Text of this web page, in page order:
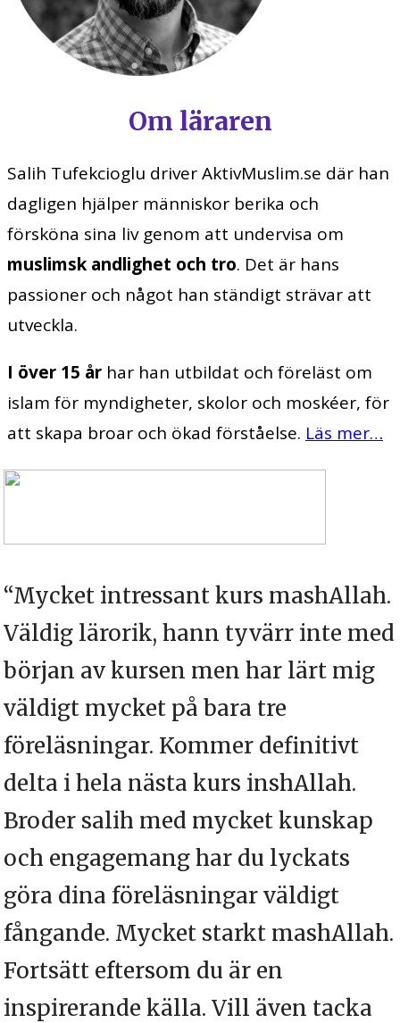
Om läraren
Salih Tufekcioglu driver AktivMuslim.se där han
dagligen hjälper människor berika och
försköna sina liv genom att undervisa om
muslimsk andlighet och tro. Det är hans
passioner och något han ständigt strävar att
utveckla.
I över 15 år har han utbildat och föreläst om
islam för myndigheter, skolor och moskéer, för
att skapa broar och ökad förståelse. Läs mer…
“Mycket intressant kurs mashAllah.
Väldig lärorik, hann tyvärr inte med
början av kursen men har lärt mig
väldigt mycket på bara tre
föreläsningar. Kommer definitivt
delta i hela nästa kurs inshAllah.
Broder salih med mycket kunskap
och engagemang har du lyckats
göra dina föreläsningar väldigt
fångande. Mycket starkt mashAllah.
Fortsätt eftersom du är en
inspirerande källa. Vill även tacka